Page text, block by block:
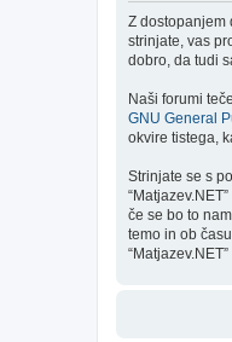
Z dostopanjem
strinjate, vas
dobro, da tudi
Naši forumi
GNU General
okvire tistega,
Strinjate se s
če se bo to
temo in ob